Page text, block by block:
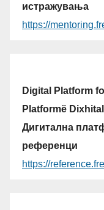
истражувања
https://
Digital Platform
Platformë
Дигитална
референци
https://